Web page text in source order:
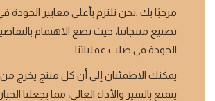
مرحبًا بك ,نحن نلتزم بأعلى معايير الجودة
تصنيع منتجاتنا، حيث نضع الاهتمام
الجودة في صلب عملياتنا.
يمكنك الاطمئنان إلى أن كل منتج يخرج
يتمتع بالتميز والأداء العالي، مما يجعلنا